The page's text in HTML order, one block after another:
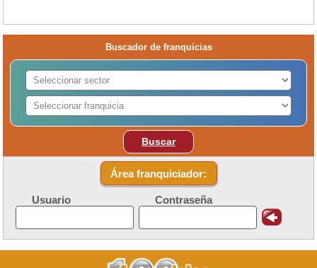
Buscador de franquicias
Buscar
Área franquiciador:
Usuario Contraseña